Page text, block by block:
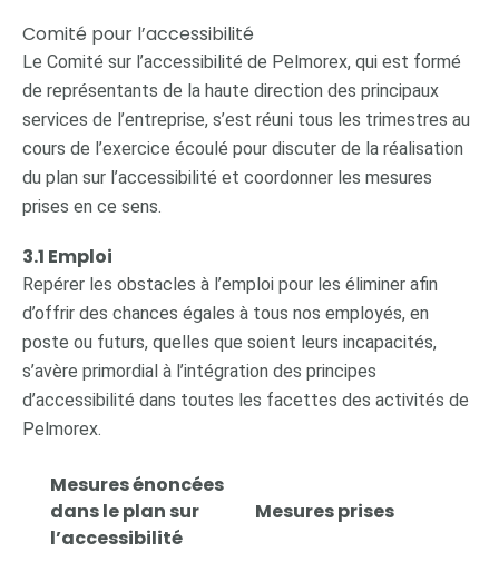
Comité pour l’accessibilité
Le Comité sur l’accessibilité de Pelmorex, qui est formé
de représentants de la haute direction des principaux
services de l’entreprise, s’est réuni tous les trimestres au
cours de l’exercice écoulé pour discuter de la réalisation
du plan sur l’accessibilité et coordonner les mesures
prises en ce sens.
3.1 Emploi
Repérer les obstacles à l’emploi pour les éliminer afin
d’offrir des chances égales à tous nos employés, en
poste ou futurs, quelles que soient leurs incapacités,
s’avère primordial à l’intégration des principes
d’accessibilité dans toutes les facettes des activités de
Pelmorex.
Mesures énoncées
dans le plan sur
l’accessibilité
Mesures prises